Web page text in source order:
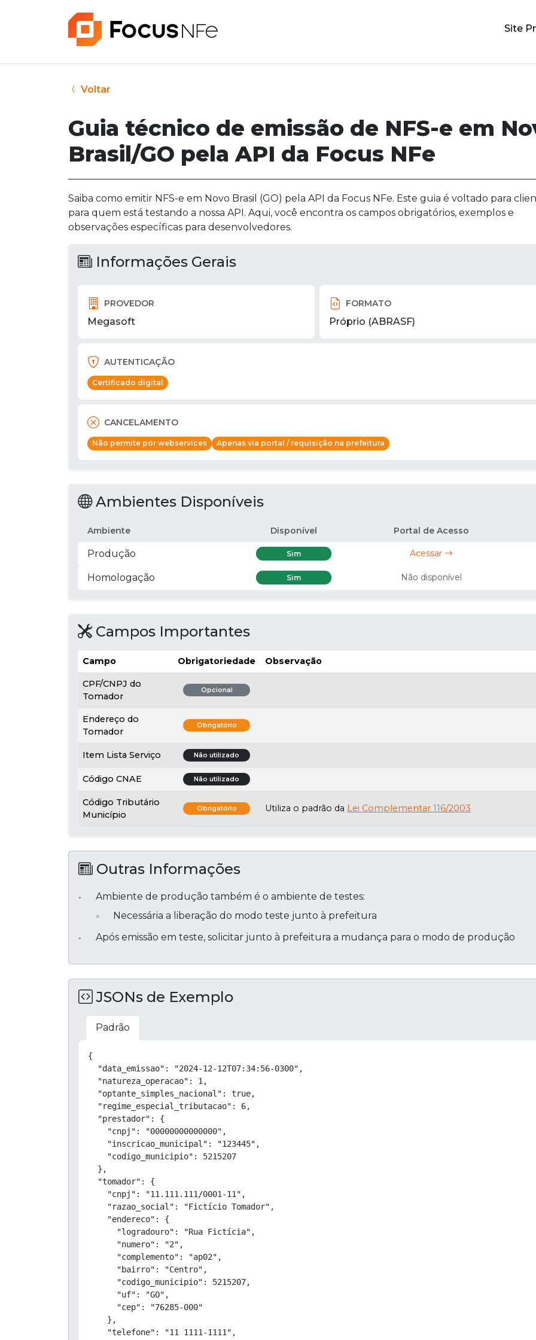
Site
Voltar
Guia técnico de emissão de NFS-e em
Brasil/GO pela API da Focus NFe
Saiba como emitir NFS-e em Novo Brasil (GO) pela API da Focus NFe. Este guia é voltado para
para quem está testando a nossa API. Aqui, você encontra os campos obrigatórios, exemplos e
observações específicas para desenvolvedores.
Informações Gerais
PROVEDOR
Megasoft
FORMATO
Próprio (ABRASF)
AUTENTICAÇÃO
Certificado digital
CANCELAMENTO
Não permite por webservices Apenas via portal / requisição na prefeitura
Ambientes Disponíveis
Ambiente Disponível Portal de Acesso
Produção Sim Acessar
Homologação Sim Não disponível
Campos Importantes
Campo Obrigatoriedade Observação
CPF/CNPJ do
Tomador
Opcional
Endereço do
Tomador
Obrigatório
Item Lista Serviço Não utilizado
Código CNAE Não utilizado
Código Tributário
Município
Obrigatório Utiliza o padrão da Lei Complementar 116/2003
Outras Informações
Ambiente de produção também é o ambiente de testes:
Necessária a liberação do modo teste junto à prefeitura
Após emissão em teste, solicitar junto à prefeitura a mudança para o modo de produção
JSONs de Exemplo
Padrão
{
  "data_emissao": "2024-12-12T07:34:56-0300",
  "natureza_operacao": 1,
  "optante_simples_nacional": true,
  "regime_especial_tributacao": 6,
  "prestador": {
    "cnpj": "00000000000000",
    "inscricao_municipal": "123445",
    "codigo_municipio": 5215207
  },
  "tomador": {
    "cnpj": "11.111.111/0001-11",
    "razao_social": "Fictício Tomador",
    "endereco": {
      "logradouro": "Rua Fictícia",
      "numero": "2",
      "complemento": "ap02",
      "bairro": "Centro",
      "codigo_municipio": 5215207,
      "uf": "GO",
      "cep": "76285-000"
    },
    "telefone": "11 1111-1111",